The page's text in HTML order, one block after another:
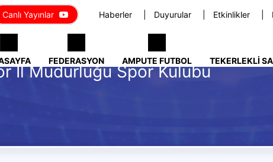
Haberler Duyurular Etkinlikler
Canlı Yayınlar
FEDERASYON AMPUTE FUTBOL TEKERLEKLI
İl Müdürlüğü Spor Kulübü